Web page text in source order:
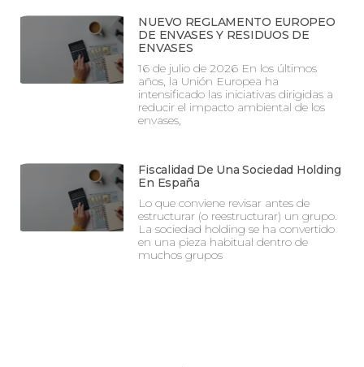
NUEVO REGLAMENTO EUROPEO
DE ENVASES Y RESIDUOS DE
ENVASES
16 de julio de 2026 En los últimos
años, la Unión Europea ha
intensificado las iniciativas dirigidas a
reducir el impacto ambiental de los
envases,
Fiscalidad De Una Sociedad Holding
En España
Lo que conviene revisar antes de
estructurar (o reestructurar) un grupo.
La sociedad holding se ha convertido
en una pieza habitual dentro de
muchos grupos